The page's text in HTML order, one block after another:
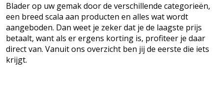
Blader op uw gemak door de verschillende categorieën,
een breed scala aan producten en alles wat wordt
aangeboden. Dan weet je zeker dat je de laagste prijs
betaalt, want als er ergens korting is, profiteer je daar
direct van. Vanuit ons overzicht ben jij de eerste die iets
krijgt.